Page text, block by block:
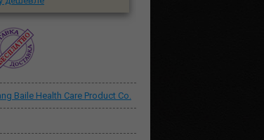
Baile Health Care Product Co.